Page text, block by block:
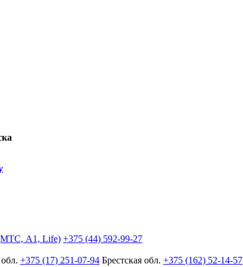
A1, Life) +375 (44) 592-99-27
+375 (17) 251-07-94 Брестская обл. +375 (162) 52-14-57